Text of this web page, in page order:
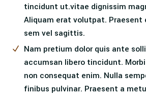
tincidunt ut.vitae dignissim
Aliquam erat volutpat.
sem vel sagittis.
Nam pretium dolor quis ante
accumsan libero tincidunt.
non consequat enim. Nulla
finibus pulvinar. Praesent a